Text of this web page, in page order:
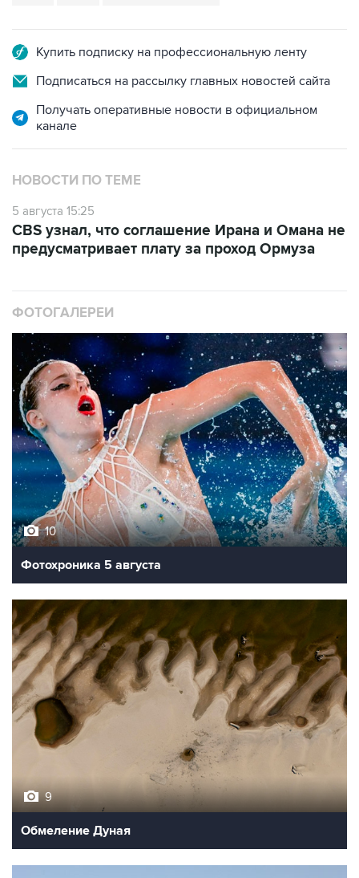
Купить подписку на профессиональную ленту
Подписаться на рассылку главных новостей сайта
Получать оперативные новости в официальном
канале
НОВОСТИ ПО ТЕМЕ
5 августа 15:25
CBS узнал, что соглашение Ирана и Омана не
предусматривает плату за проход Ормуза
ФОТОГАЛЕРЕИ
10
Фотохроника 5 августа
9
Обмеление Дуная